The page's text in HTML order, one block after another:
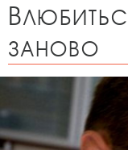
заново